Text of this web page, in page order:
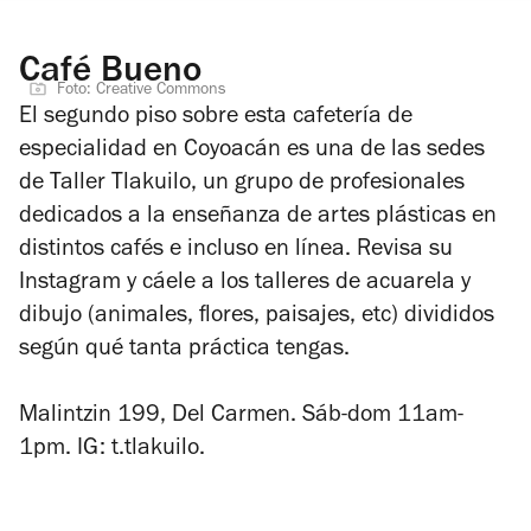
Café Bueno
Foto: Creative Commons
El segundo piso sobre esta cafetería de
especialidad en Coyoacán es una de las sedes
de Taller Tlakuilo, un grupo de profesionales
dedicados a la enseñanza de artes plásticas en
distintos cafés e incluso en línea. Revisa su
Instagram y cáele a los talleres de acuarela y
dibujo (animales, flores, paisajes, etc) divididos
según qué tanta práctica tengas.
Malintzin 199, Del Carmen. Sáb-dom 11am-
1pm. IG: t.tlakuilo.